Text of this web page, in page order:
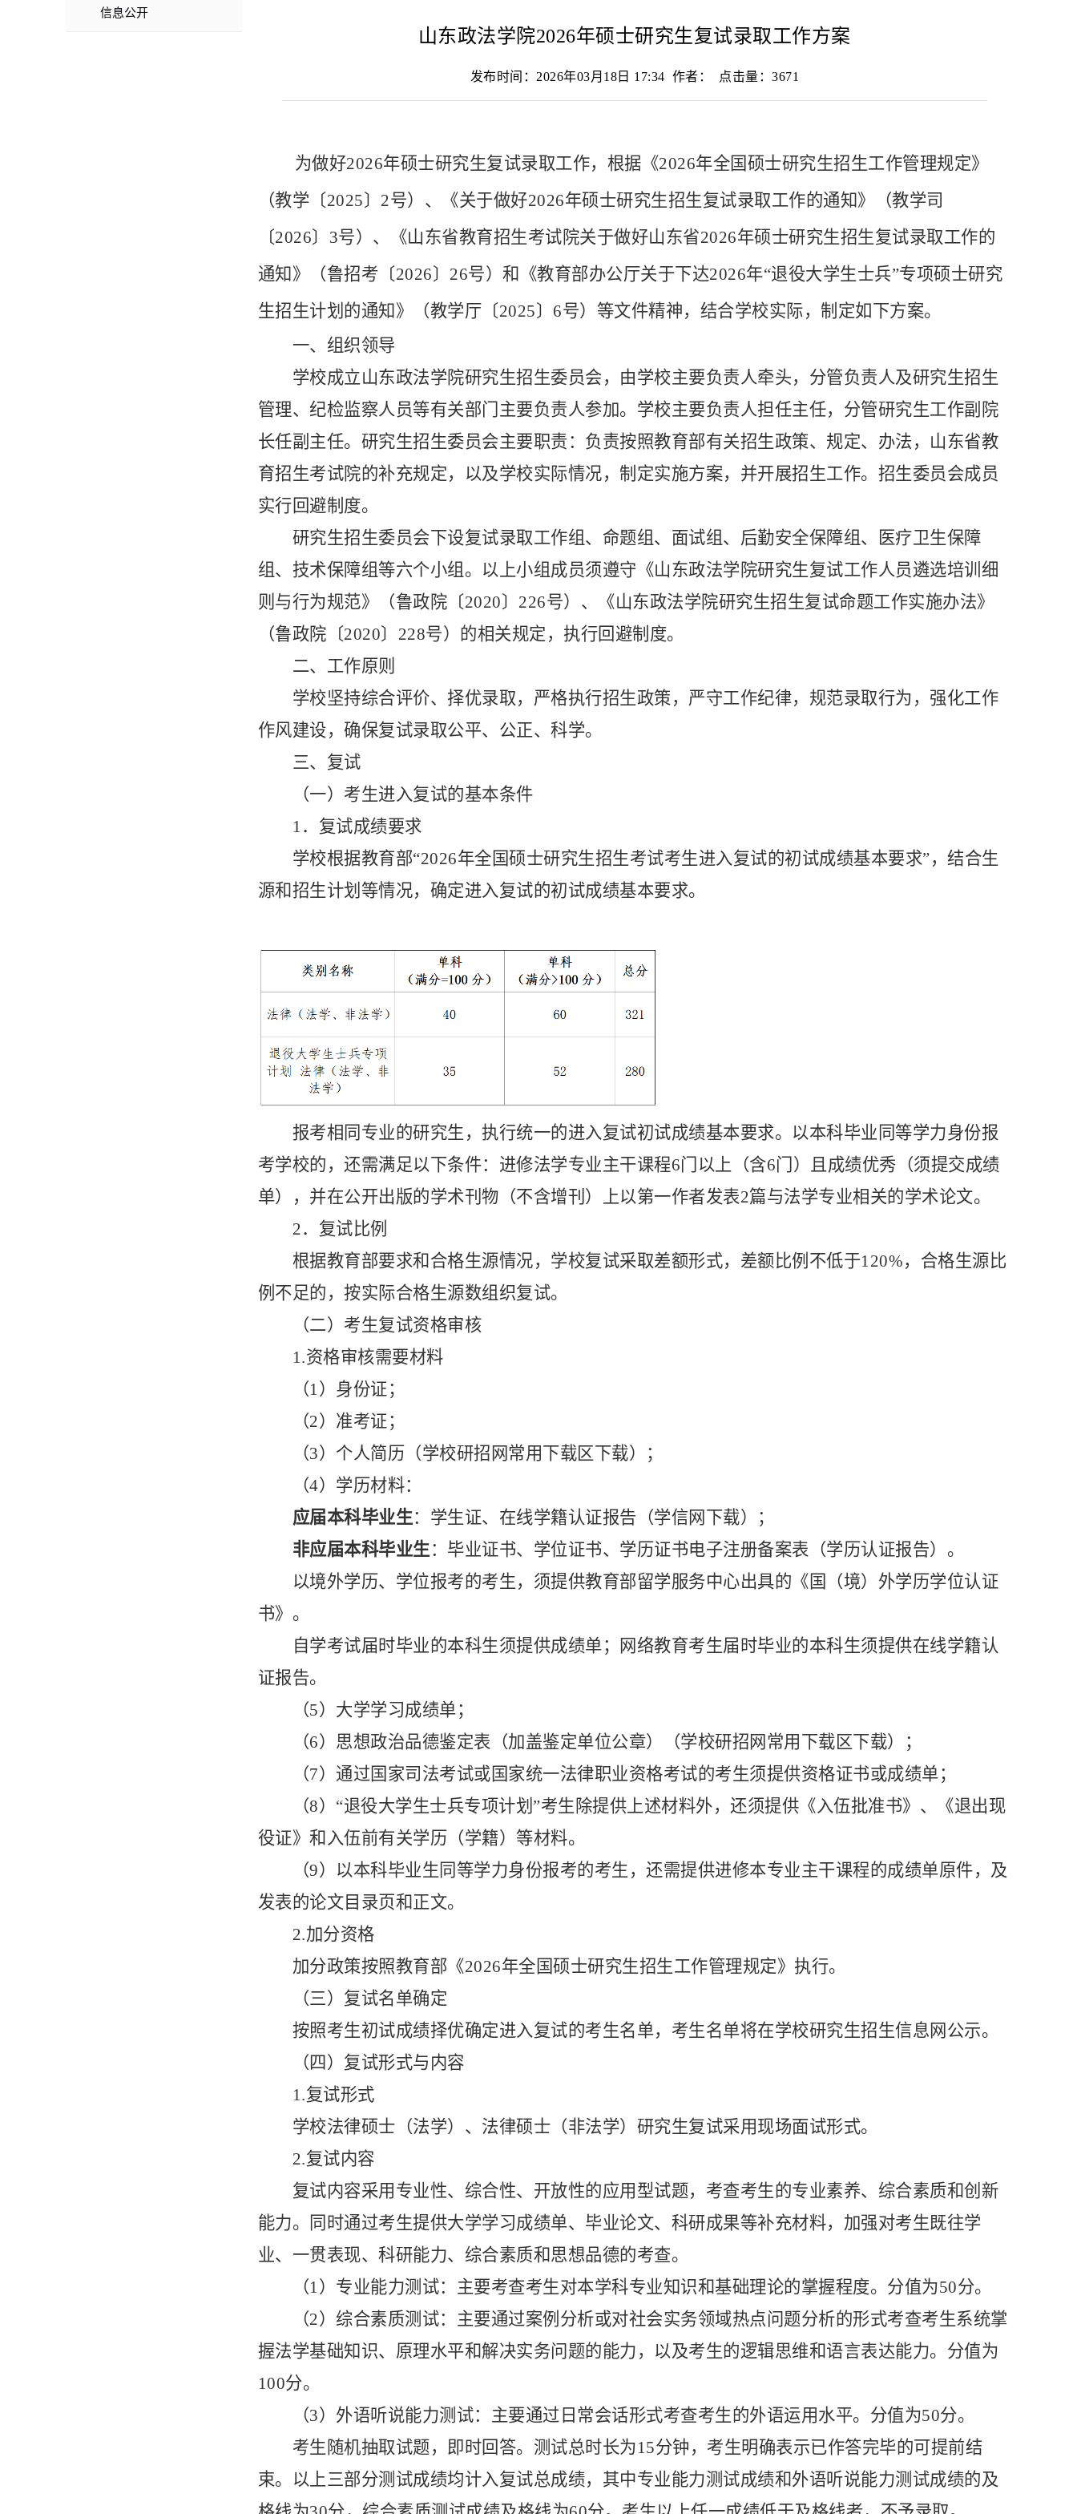
信息公开
山东政法学院2026年硕士研究生复试录取工作方案
发布时间：2026年03月18日 17:34 作者： 点击量：3671
为做好2026年硕士研究生复试录取工作，根据《2026年全国硕士研究生招生工作管理规定》
（教学〔2025〕2号）、《关于做好2026年硕士研究生招生复试录取工作的通知》（教学司
〔2026〕3号）、《山东省教育招生考试院关于做好山东省2026年硕士研究生招生复试录取工作的
通知》（鲁招考〔2026〕26号）和《教育部办公厅关于下达2026年“退役大学生士兵”专项硕士研究
生招生计划的通知》（教学厅〔2025〕6号）等文件精神，结合学校实际，制定如下方案。
一、组织领导
学校成立山东政法学院研究生招生委员会，由学校主要负责人牵头，分管负责人及研究生招生
管理、纪检监察人员等有关部门主要负责人参加。学校主要负责人担任主任，分管研究生工作副 院
长任副主任。研究生招生委员会主要职责：负责按照教育部有关招生政策、规定、办法，山东省教
育招生考试院的补充规定，以及学校实际情况，制定实施方案，并开展招生工作。招生委员会成员
实行回避制度。
研究生招生委员会下设复试录取工作组、命题组、面试组、后勤安全保障组、医疗卫生保障
组、技术保障组等六个小组。以上小组成员须遵守《山东政法学院研究生复试工作人员遴选培训细
则与行为规范》（鲁政院〔2020〕226号）、《山东政法学院研究生招生复试命题工作实施办法》
（鲁政院〔2020〕228号）的相关规定，执行回避制度。
二、工作原则
学校坚持综合评价、择优录取，严格执行招生政策，严守工作纪律，规范录取行为，强化工作
作风建设，确保复试录取公平、公正、科学。
三、复试
（一）考生进入复试的基本条件
1．复试成绩要求
学校根据教育部“2026年全国硕士研究生招生考试考生进入复试的初试成绩基本要求”，结合生
源和招生计划等情况，确定进入复试的初试成绩基本要求。
报考相同专业的研究生，执行统一的进入复试初试成绩基本要求。以本科毕业同等学力身份报
考学校的，还需满足以下条件：进修法学专业主干课程6门以上（含6门）且成绩优秀（须提交成绩
单），并在公开出版的学术刊物（不含增刊）上以第一作者发表2篇与法学专业相关的学术论文。
2．复试比例
根据教育部要求和合格生源情况， 学校复试采取差额形式，差额比例不低于120%，合格生源比
例不足的，按实际合格生源数组织复试。
（二）考生复试资格审核
1.资格审核需要材料
（1）身份证；
（2）准考证；
（3）个人简历（学校研招网常用下载区下载）；
（4）学历材料：
应届本科毕业生：学生证、在线学籍认证报告（学信网下载）；
非应届本科毕业生 ：毕业证书、学位证书、学历证书电子注册备案表（学历认证报告）。
以境外学历、学位报考的考生，须提供教育部留学服务中心出具的《国（境）外学历学位认证
书》。
自学考试届时毕业的本科生须提供成绩单；网络教育考生届时毕业的本科生须提供在线学籍认
证报告。
（5）大学学习成绩单；
（6）思想政治品德鉴定表（加盖鉴定单位公章）（学校研招网常用下载区下载）；
（7）通过国家司法考试或国家统一法律职业资格考试的考生须提供资格证书或成绩单；
（8）“退役大学生士兵专项计划”考生除提供上述材料外，还须提供《入伍批准书》、《退出现
役证》和入伍前有关学历（学籍）等材料。
（9）以本科毕业生同等学力身份报考的考生，还需提供进修本专业主干课程的成绩单原件，及
发表的论文目录页和正文。
2.加分资格
加分政策按照教育部《2026年全国硕士研究生招生工作管理规定》执行。
（三）复试名单确定
按照考生初试成绩择优确定进入复试的考生名单，考生名单将在学校研究生招生信息网公示。
（四）复试形式与内容
1.复试形式
学校法律硕士（法学）、法律硕士（非法学）研究生复试采用现场面试形式。
2.复试内容
复试内容采用专业性、综合性、开放性的应用型试题，考查考生的专业素养、综合素质和创新
能力。同时通过考生提供大学学习成绩单、毕业论文、科研成果等补充材料，加强对考生既往学
业、一贯表现、科研能力、综合素质和思想品德的考查。
（1）专业能力测试：主要考查考生对本学科专业知识和基础理论的掌握程度。分值为50分。
（2）综合素质测试：主要通过案例分析或对社会实务领域热点问题分析的形式考查考生系统掌
握法学基础知识、原理水平和解决实务问题的能力，以及考生的逻辑思维和语言表达能力。分值为
100分。
（3）外语听说能力测试：主要通过日常会话形式考查考生的外语运用水平。分值为50分。
考生随机抽取试题，即时回答。测试总时长为15分钟，考生明确表示已作答完毕的可提前结
束。以上三部分测试成绩均计入复试总成绩，其中专业能力测试成绩和外语听说能力测试成绩的及